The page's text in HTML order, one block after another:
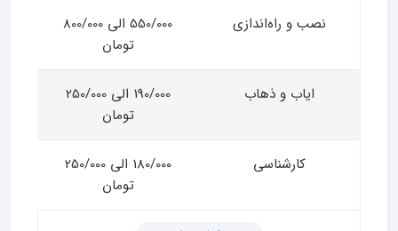
نصب و راه‌اندازی
550/000 الی 800/000
تومان
ایاب و ذهاب
190/000 الی 250/000
تومان
کارشناسی
180/000 الی 250/000
تومان